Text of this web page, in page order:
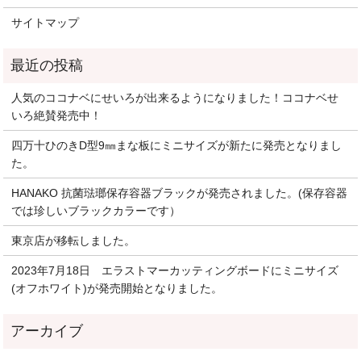
サイトマップ
人気のココナベにせいろが出来るようになりました！ココナベせ
いろ絶賛発売中！
四万十ひのきD型9㎜まな板にミニサイズが新たに発売となりまし
た。
HANAKO 抗菌琺瑯保存容器ブラックが発売されました。(保存容器
では珍しいブラックカラーです）
東京店が移転しました。
2023年7月18日 エラストマーカッティングボードにミニサイズ
(オフホワイト)が発売開始となりました。